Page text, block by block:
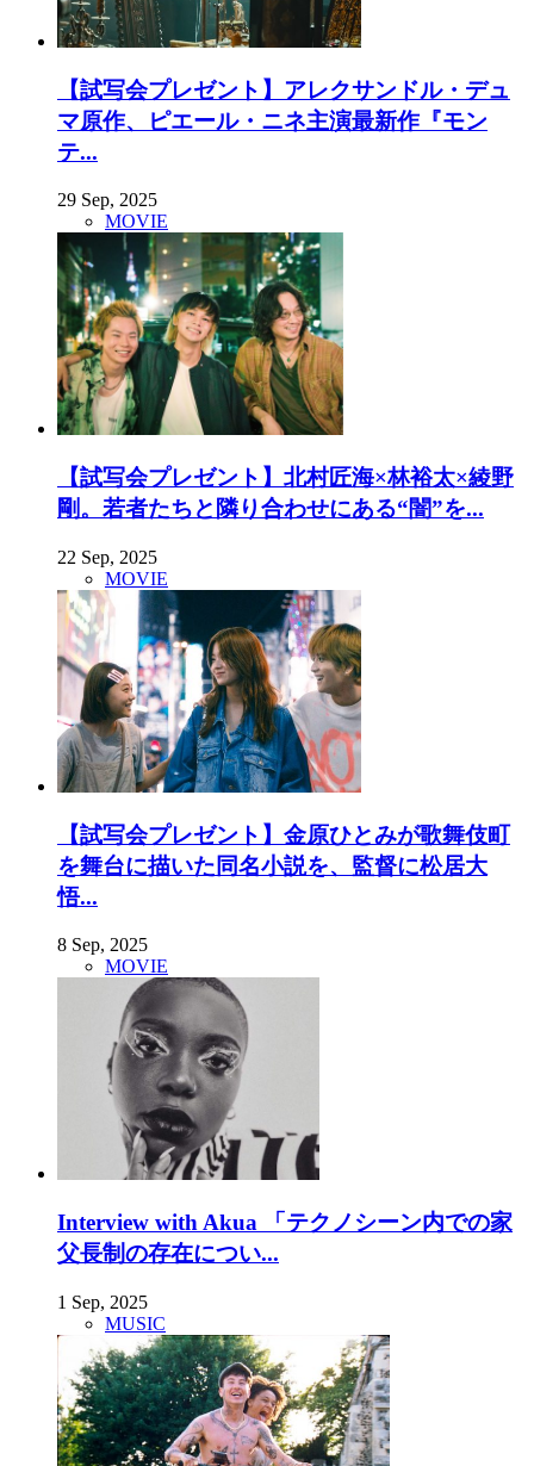
【試写会プレゼント】アレクサンドル・デュ
マ原作、ピエール・ニネ主演最新作『モン
テ...
29 Sep, 2025
MOVIE
【試写会プレゼント】北村匠海×林裕太×綾野
剛。若者たちと隣り合わせにある“闇”を...
22 Sep, 2025
MOVIE
【試写会プレゼント】金原ひとみが歌舞伎町
を舞台に描いた同名小説を、監督に松居大
悟...
8 Sep, 2025
MOVIE
Interview with Akua 「テクノシーン内での家
父長制の存在につい...
1 Sep, 2025
MUSIC